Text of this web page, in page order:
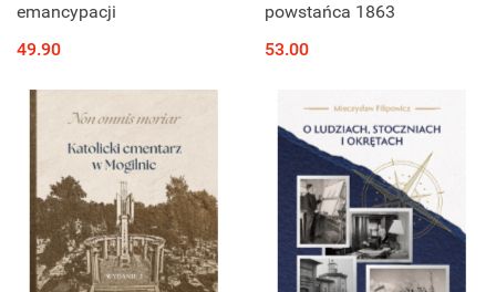
emancypacji
49.90
powstańca 1863
53.00